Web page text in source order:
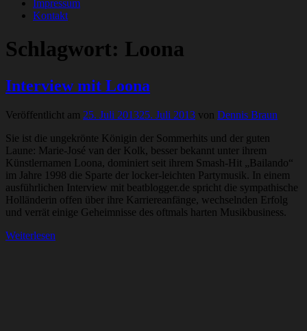
Impressum
Kontakt
Schlagwort: Loona
Interview mit Loona
Veröffentlicht am 25. Juli 201325. Juli 2013 von Dennis Braun
Sie ist die ungekrönte Königin der Sommerhits und der guten
Laune: Marie-José van der Kolk, besser bekannt unter ihrem
Künstlernamen Loona, dominiert seit ihrem Smash-Hit „Bailando“
im Jahre 1998 die Sparte der locker-leichten Partymusik. In einem
ausführlichen Interview mit beatblogger.de spricht die sympathische
Holländerin offen über ihre Karriereanfänge, wechselnden Erfolg
und verrät einige Geheimnisse des oftmals harten Musikbusiness.
Weiterlesen